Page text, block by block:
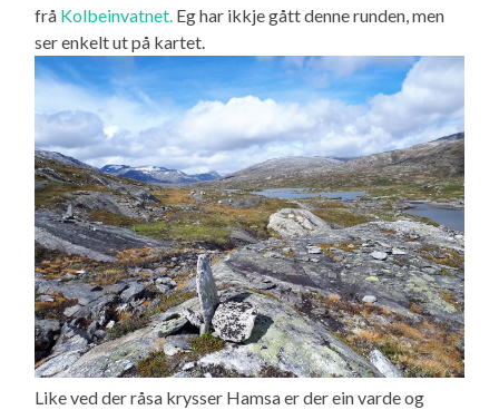
frå Kolbeinvatnet. Eg har ikkje gått denne runden, men
ser enkelt ut på kartet.
Like ved der råsa krysser Hamsa er der ein varde og